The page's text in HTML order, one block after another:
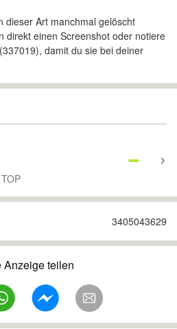
dieser Art manchmal gelöscht
direkt einen Screenshot oder notiere
damit du sie bei deiner
3405043629
Anzeige teilen